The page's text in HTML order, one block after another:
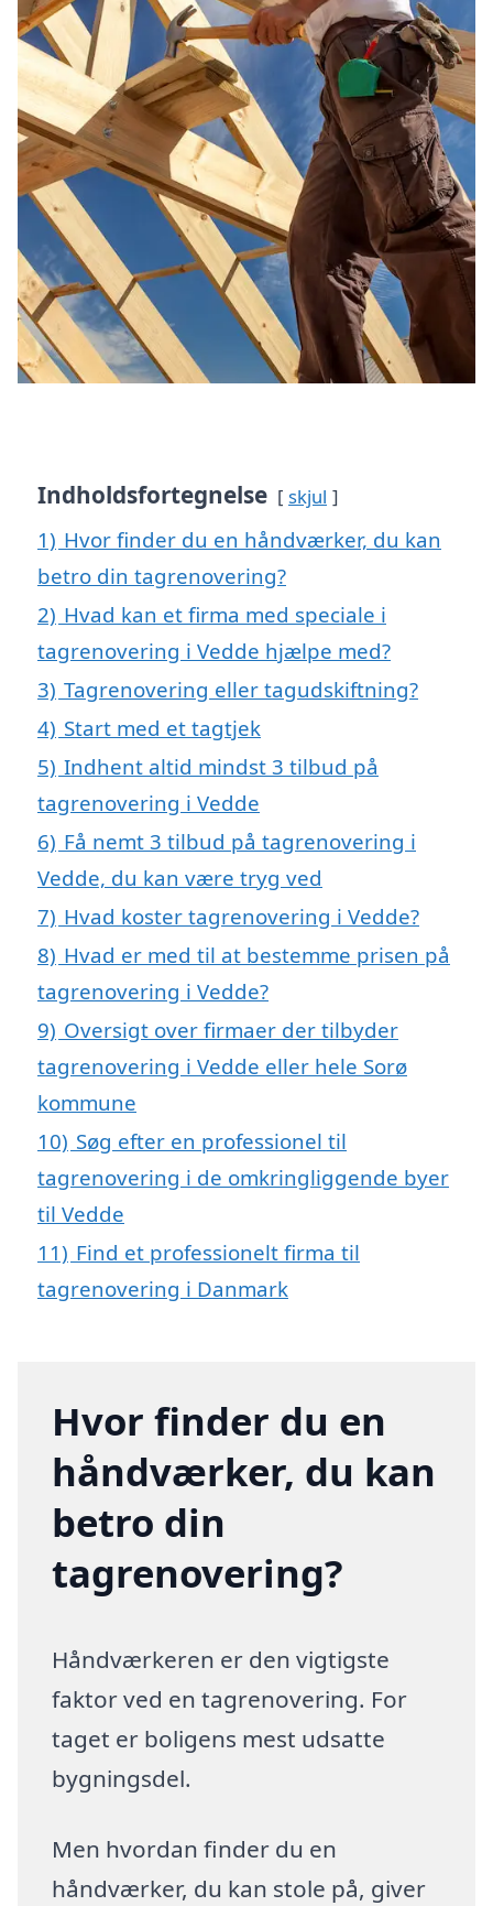
Indholdsfortegnelse skjul
1) Hvor finder du en håndværker, du kan
betro din tagrenovering?
2) Hvad kan et firma med speciale i
tagrenovering i Vedde hjælpe med?
3) Tagrenovering eller tagudskiftning?
4) Start med et tagtjek
5) Indhent altid mindst 3 tilbud på
tagrenovering i Vedde
6) Få nemt 3 tilbud på tagrenovering i
Vedde, du kan være tryg ved
7) Hvad koster tagrenovering i Vedde?
8) Hvad er med til at bestemme prisen på
tagrenovering i Vedde?
9) Oversigt over firmaer der tilbyder
tagrenovering i Vedde eller hele Sorø
kommune
10) Søg efter en professionel til
tagrenovering i de omkringliggende byer
til Vedde
11) Find et professionelt firma til
tagrenovering i Danmark
Hvor finder du en
håndværker, du kan
betro din
tagrenovering?
Håndværkeren er den vigtigste
faktor ved en tagrenovering. For
taget er boligens mest udsatte
bygningsdel.
Men hvordan finder du en
håndværker, du kan stole på, giver